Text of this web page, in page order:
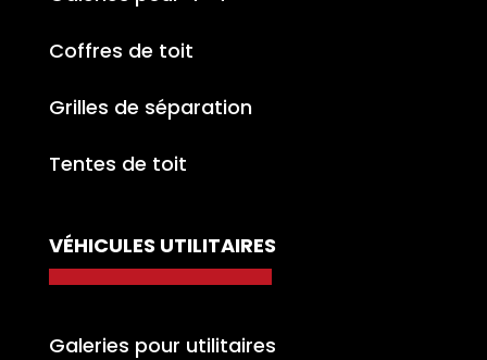
Coffres de toit
Grilles de séparation
Tentes de toit
VÉHICULES UTILITAIRES
Galeries pour utilitaires